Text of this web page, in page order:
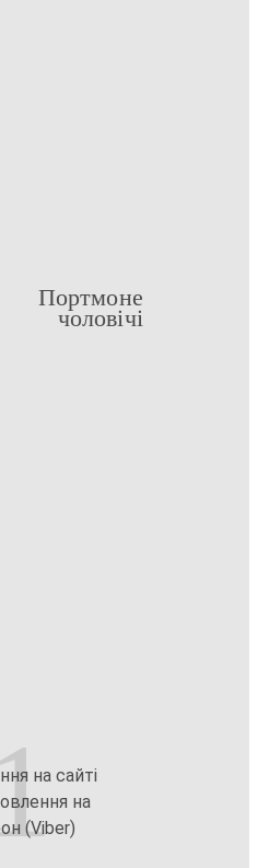
Портмоне
чоловічі
на сайті
на
(Viber)